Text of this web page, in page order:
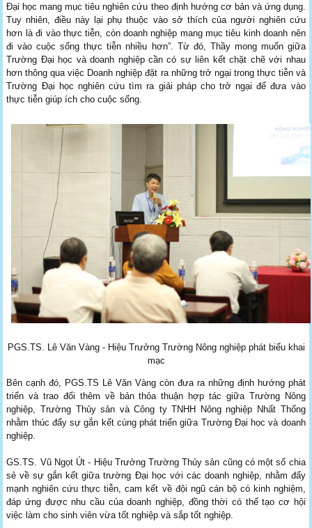
Đại học mang mục tiêu nghiên cứu theo định hướng cơ bản và ứng dụng.
Tuy nhiên, điều này lại phụ thuộc vào sở thích của người nghiên cứu
hơn là đi vào thực tiễn, còn doanh nghiệp mang mục tiêu kinh doanh nên
đi vào cuộc sống thực tiễn nhiều hơn”. Từ đó, Thầy mong muốn giữa
Trường Đại học và doanh nghiệp cần có sự liên kết chặt chẽ với nhau
hơn thông qua việc Doanh nghiệp đặt ra những trở ngại trong thực tiễn và
Trường Đại học nghiên cứu tìm ra giải pháp cho trở ngại để đưa vào
thực tiễn giúp ích cho cuộc sống.
PGS.TS. Lê Văn Vàng - Hiệu Trưởng Trường Nông nghiệp phát biểu khai
mạc
Bên cạnh đó, PGS.TS Lê Văn Vàng còn đưa ra những định hướng phát
triển và trao đổi thêm về bản thỏa thuận hợp tác giữa Trường Nông
nghiệp, Trường Thủy sản và Công ty TNHH Nông nghiệp Nhất Thống
nhằm thúc đẩy sự gắn kết cùng phát triển giữa Trường Đại học và doanh
nghiệp.
GS.TS. Vũ Ngọt Út - Hiệu Trưởng Trường Thủy sản cũng có một số chia
sẻ về sự gắn kết giữa trường Đại học với các doanh nghiệp, nhằm đẩy
mạnh nghiên cứu thực tiễn, cam kết về đội ngũ cán bộ có kinh nghiệm,
đáp ứng được nhu cầu của doanh nghiệp, đồng thời có thể tạo cơ hội
việc làm cho sinh viên vừa tốt nghiệp và sắp tốt nghiệp.